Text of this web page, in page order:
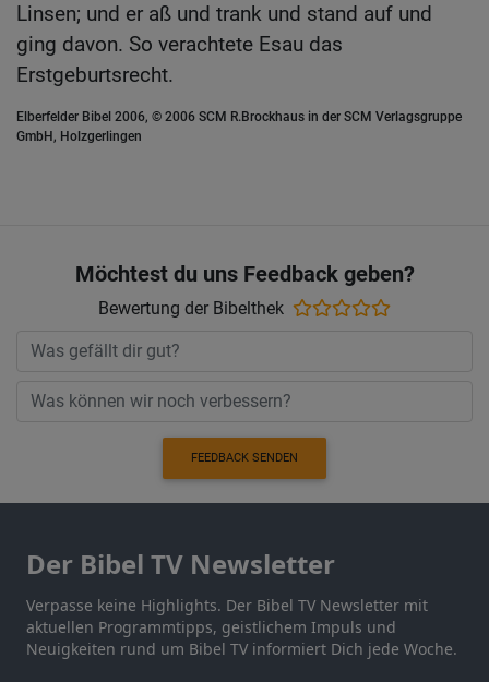
Linsen; und er aß und trank und stand auf und
ging davon. So verachtete Esau das
Erstgeburtsrecht.
Elberfelder Bibel 2006, © 2006 SCM R.Brockhaus in der SCM Verlagsgruppe
GmbH, Holzgerlingen
Möchtest du uns Feedback geben?
Bewertung der Bibelthek
FEEDBACK SENDEN
Der Bibel TV Newsletter
Verpasse keine Highlights. Der Bibel TV Newsletter mit
aktuellen Programmtipps, geistlichem Impuls und
Neuigkeiten rund um Bibel TV informiert Dich jede Woche.